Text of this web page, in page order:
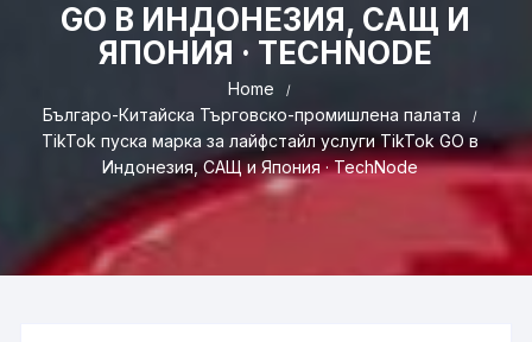
GO В ИНДОНЕЗИЯ, САЩ И
ЯПОНИЯ · TECHNODE
Home
Българо-Китайска Търговско-промишлена палaта
TikTok пуска марка за лайфстайл услуги TikTok GO в
Индонезия, САЩ и Япония · TechNode